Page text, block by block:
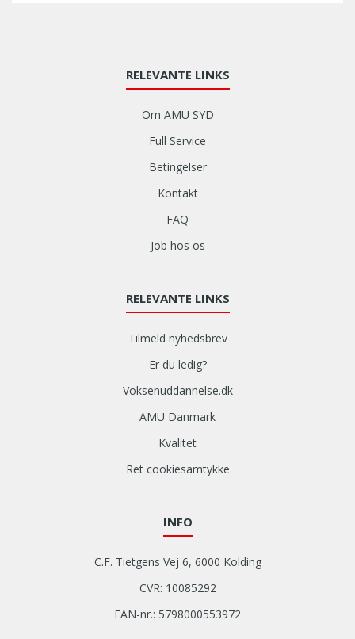
RELEVANTE LINKS
Om AMU SYD
Full Service
Betingelser
Kontakt
FAQ
Job hos os
RELEVANTE LINKS
Tilmeld nyhedsbrev
Er du ledig?
Voksenuddannelse.dk
AMU Danmark
Kvalitet
Ret cookiesamtykke
INFO
C.F. Tietgens Vej 6, 6000 Kolding
CVR: 10085292
EAN-nr.: 5798000553972